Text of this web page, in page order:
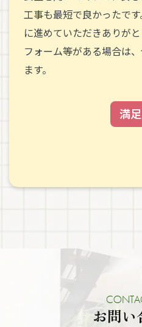
工事も最短で良かったで
に進めていただきありが
フォーム等がある場合は
ます。
満
お問い